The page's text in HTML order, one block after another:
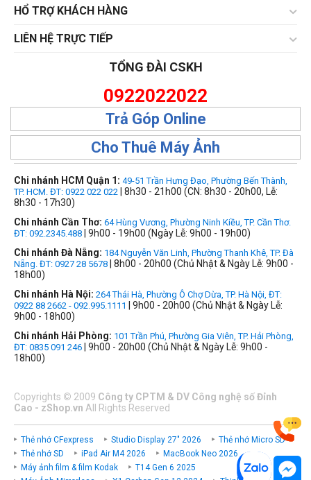
HỔ TRỢ KHÁCH HÀNG
LIÊN HỆ TRỰC TIẾP
TỔNG ĐÀI CSKH
0922022022
Trả Góp Online
Cho Thuê Máy Ảnh
Chi nhánh HCM Quận 1: 49-51 Trần Hưng Đạo, Phường Bến Thành,
TP. HCM. ĐT: 0922 022 022 | 8h30 - 21h00 (CN: 8h30 - 20h00, Lễ:
8h30 - 17h30)
Chi nhánh Cần Thơ: 64 Hùng Vương, Phường Ninh Kiều, TP. Cần Thơ.
ĐT: 092.2345.488 | 9h00 - 19h00 (Ngày Lễ: 9h00 - 19h00)
Chi nhánh Đà Nẵng: 184 Nguyễn Văn Linh, Phường Thanh Khê, TP. Đà
Nẵng. ĐT: 0927 28 5678 | 8h00 - 20h00 (Chủ Nhật & Ngày Lễ: 9h00 -
18h00)
Chi nhánh Hà Nội: 264 Thái Hà, Phường Ô Chợ Dừa, TP. Hà Nội, ĐT:
0922 88 2662 - 092.995.1111
| 9h00 - 20h00 (Chủ Nhật & Ngày Lễ:
9h00 - 18h00)
Chi nhánh Hải Phòng: 101 Trần Phú, Phường Gia Viên, TP. Hải Phòng,
ĐT: 0835 091 246 | 9h00 - 20h00 (Chủ Nhật & Ngày Lễ: 9h00 -
18h00)
Copyrights © 2009 Công ty CPTM & DV Công nghệ số Đỉnh
Cao - zShop.vn All Rights Reserved
Thẻ nhớ CFexpress Studio Display 27" 2026
Thẻ nhớ Micro SD
Thẻ nhớ SD
iPad Air M4 2026
MacBook Neo 2026
Máy ảnh film & film Kodak
T14 Gen 6 2025